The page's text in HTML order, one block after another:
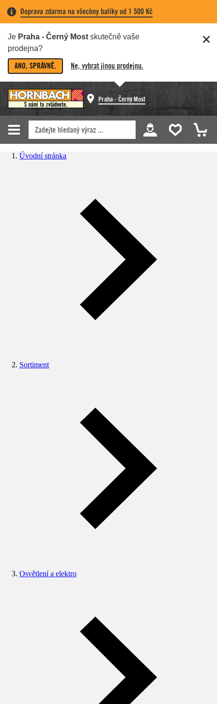
Doprava zdarma na všechny balíky od 1 500 Kč
Je Praha - Černý Most skutečně vaše
prodejna?
ANO, SPRÁVNĚ. Ne, vybrat jinou prodejnu.
Praha - Černý Most
Úvodní stránka
Sortiment
Osvětlení a elektro